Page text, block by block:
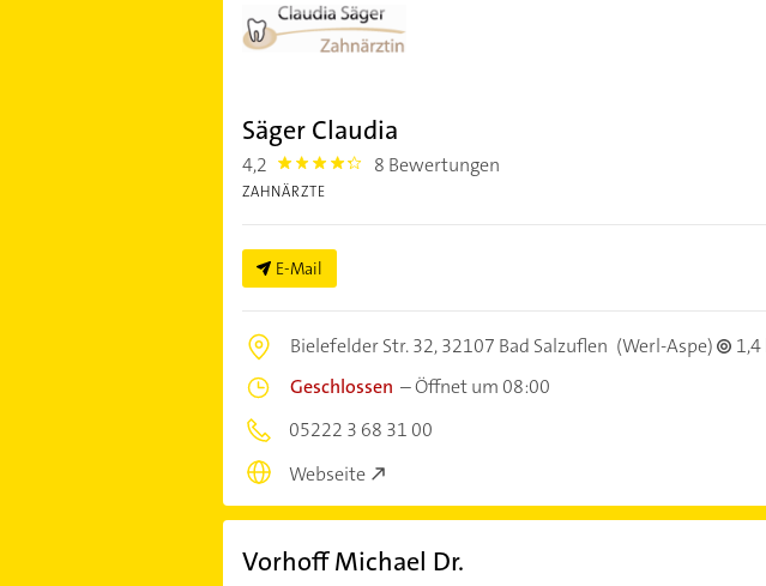
Säger Claudia
4,2 4.2000003 8 Bewertungen
ZAHNÄRZTE
E-Mail
Bielefelder Str. 32,32107 Bad Salzuflen (Werl-Aspe)
Geschlossen –Öffnet um 08:00
05222 3 68 31 00
Webseite
Vorhoff Michael Dr.